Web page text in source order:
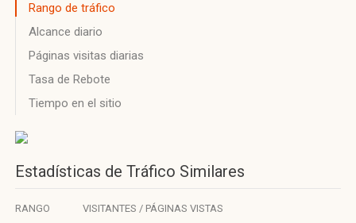
Rango de tráfico
Alcance diario
Páginas visitas diarias
Tasa de Rebote
Tiempo en el sitio
Estadísticas de Tráfico Similares
RANGO VISITANTES / PÁGINAS VISTAS